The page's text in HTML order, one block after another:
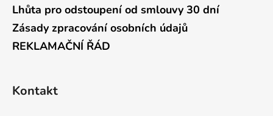
Lhůta pro odstoupení od smlouvy 30 dní
Zásady zpracování osobních údajů
REKLAMAČNÍ ŘÁD
Kontakt